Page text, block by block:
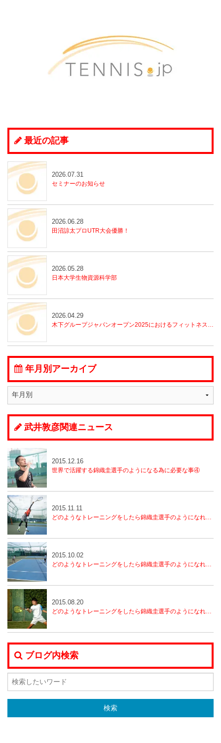
最近の記事
セミナーのお知らせ
2026.07.31
田沼諒太プロUTR大会優勝！
2026.06.28
日本大学生物資源科学部
2026.05.28
木下グループジャパンオープン2025におけるフィットネスセンター運営の実践報告
2026.04.29
年月別アーカイブ
武井敦彦関連ニュース
世界で活躍する錦織圭選手のようになる為に必要な事④
2015.12.16
どのようなトレーニングをしたら錦織圭選手のようになれるのか？（3）
2015.11.11
どのようなトレーニングをしたら錦織圭選手のようになれるのか？（2）
2015.10.02
どのようなトレーニングをしたら錦織圭選手のようになれるのか？（1）
2015.08.20
ブログ内検索